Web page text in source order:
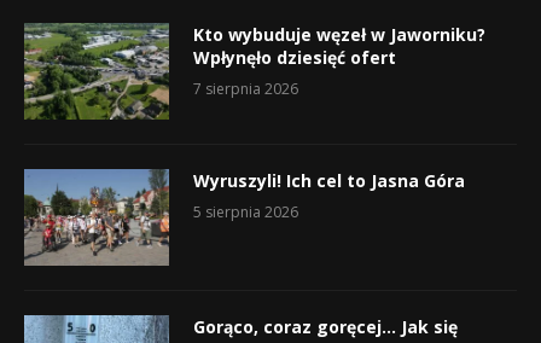
Kto wybuduje węzeł w Jaworniku?
Wpłynęło dziesięć ofert
7 sierpnia 2026
Wyruszyli! Ich cel to Jasna Góra
5 sierpnia 2026
Gorąco, coraz goręcej… Jak się